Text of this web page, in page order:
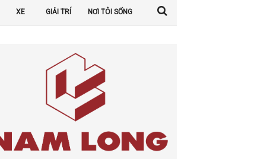
XE GIẢI TRÍ NƠI TÔI SỐNG